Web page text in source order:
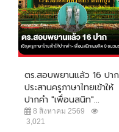
ตร.สอบพยานแล้ว 16 ปาก
ประสานครูภาษาไทยเข้าให้
ปากคำ "เพื่อนสนิท"...
8 สิงหาคม 2569
3,021